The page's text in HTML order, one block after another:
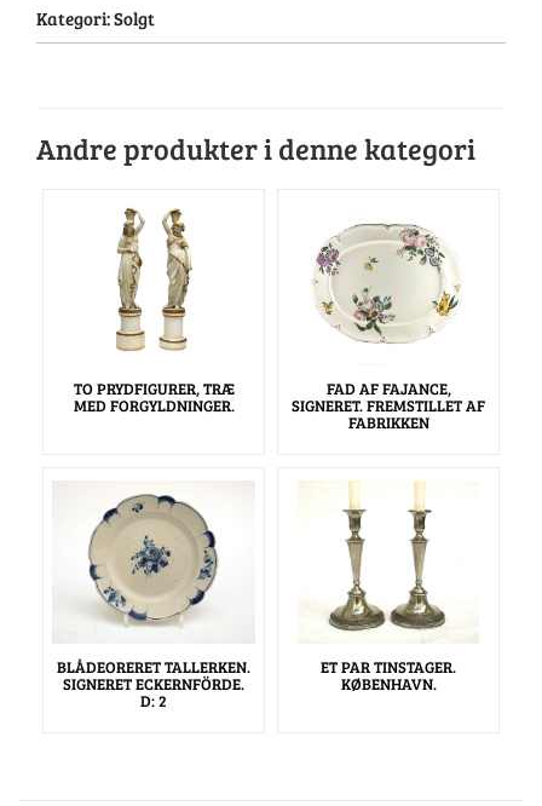
Kategori:Solgt
Andre produkter i denne kategori
TO PRYDFIGURER, TRÆ
MED FORGYLDNINGER.
FAD AF FAJANCE,
SIGNERET. FREMSTILLET AF
FABRIKKEN
BLÅDEORERET TALLERKEN.
SIGNERET ECKERNFÖRDE.
D: 2
ET PAR TINSTAGER.
KØBENHAVN.